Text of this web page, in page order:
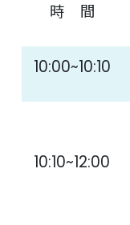
時 間
10:00~10:10
10:10~12:00